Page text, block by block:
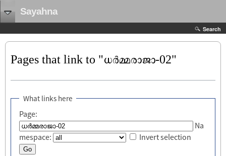
Sayahna
Search
Pages that link to "ധർമ്മരാജാ-02"
What links here
Page:
Na
mespace:
Invert selection